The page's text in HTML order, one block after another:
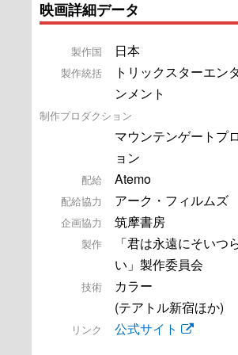
映画詳細データ
製作国 日本
製作統括
トリックスターエン
ンメント
制作プロダクション
マウンテンゲートプ
ョン
配給 Atemo
配給協力 アーク・フィルムズ
企画協力 筑摩書房
製作
「君は永遠にそいつ
い」製作委員会
技術
カラー
(テアトル新宿ほか)
リンク 公式サイト